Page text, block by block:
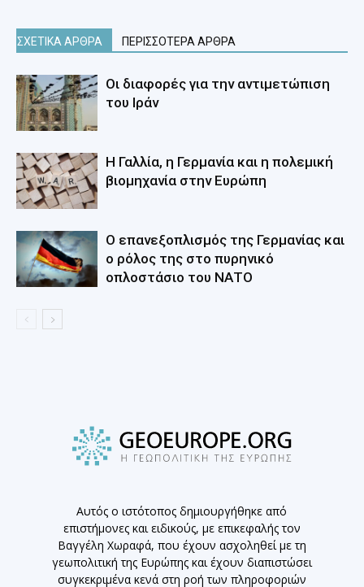
ΣΧΕΤΙΚΑ ΑΡΘΡΑ ΠΕΡΙΣΣΟΤΕΡΑ ΑΡΘΡΑ
Οι διαφορές για την αντιμετώπιση
του Ιράν
Η Γαλλία, η Γερμανία και η πολεμική
βιομηχανία στην Ευρώπη
Ο επανεξοπλισμός της Γερμανίας και
ο ρόλος της στο πυρηνικό
οπλοστάσιο του ΝΑΤΟ
Αυτός ο ιστότοπος δημιουργήθηκε από
επιστήμονες και ειδικούς, με επικεφαλής τον
Βαγγέλη Χωραφά, που έχουν ασχοληθεί με τη
γεωπολιτική της Ευρώπης και έχουν διαπιστώσει
συγκεκριμένα κενά στη ροή των πληροφοριών